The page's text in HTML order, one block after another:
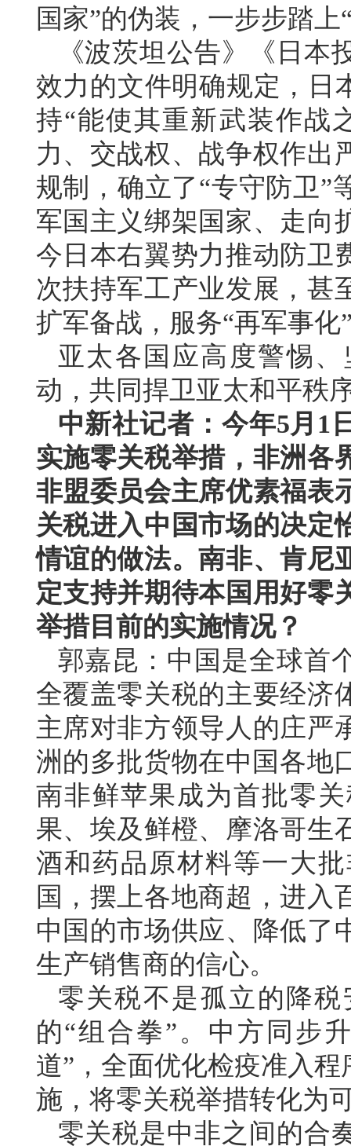
国家”的伪装，一步步踏
《波茨坦公告》《日
效力的文件明确规定，日
持“能使其重新武装作战
力、交战权、战争权作出
规制，确立了“专守防卫”
军国主义绑架国家、走向
今日本右翼势力推动防卫
次扶持军工产业发展，甚
扩军备战，服务“再军事化
亚太各国应高度警惕
动，共同捍卫亚太和平秩
中新社记者：今年5月1
实施零关税举措，非洲各
非盟委员会主席优素福表
关税进入中国市场的决定
情谊的做法。南非、肯尼
定支持并期待本国用好零
举措目前的实施情况？
郭嘉昆：中国是全球首
全覆盖零关税的主要经济
主席对非方领导人的庄严
洲的多批货物在中国各地
南非鲜苹果成为首批零
果、埃及鲜橙、摩洛哥生
酒和药品原材料等一大
国，摆上各地商超，进入
中国的市场供应、降低了
生产销售商的信心。
零关税不是孤立的降
的“组合拳”。中方同步
道”，全面优化检疫准入
施，将零关税举措转化为
零关税是中非之间的合